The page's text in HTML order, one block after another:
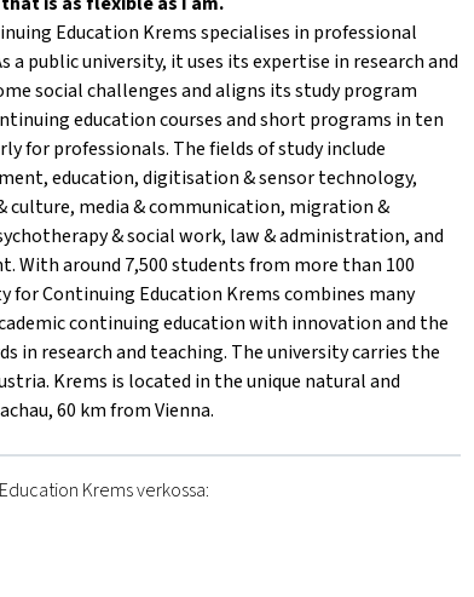
Education Krems specialises in professional
a public university, it uses its expertise in research and
social challenges and aligns its study program
education courses and short programs in ten
for professionals. The fields of study include
education, digitisation & sensor technology,
culture, media & communication, migration &
& social work, law & administration, and
With around 7,500 students from more than 100
for Continuing Education Krems combines many
continuing education with innovation and the
in research and teaching. The university carries the
Krems is located in the unique natural and
60 km from Vienna.
Krems verkossa:
Weiterbildung Krems{mlang}{mlang other}University
für Weiterbildung Krems{mlang}{mlang
für Weiterbildung Krems{mlang}{mlang
für Weiterbildung Krems{mlang}{mlang